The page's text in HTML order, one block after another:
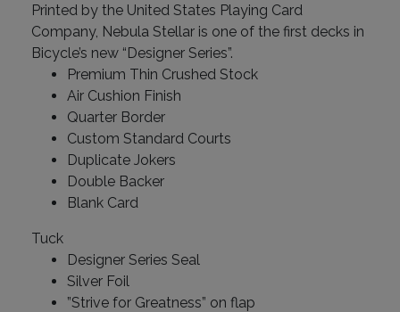
Printed by the United States Playing Card
Company, Nebula Stellar is one of the first decks in
Bicycle’s new “Designer Series”.
Premium Thin Crushed Stock
Air Cushion Finish
Quarter Border
Custom Standard Courts
Duplicate Jokers
Double Backer
Blank Card
Tuck
Designer Series Seal
Silver Foil
”Strive for Greatness” on flap